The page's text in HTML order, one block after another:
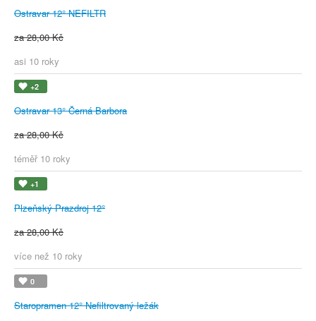
Ostravar 12° NEFILTR
za 28,00 Kč
asi 10 roky
+2
Ostravar 13° Černá Barbora
za 28,00 Kč
téměř 10 roky
+1
Plzeňský Prazdroj 12°
za 28,00 Kč
více než 10 roky
0
Staropramen 12° Nefiltrovaný ležák